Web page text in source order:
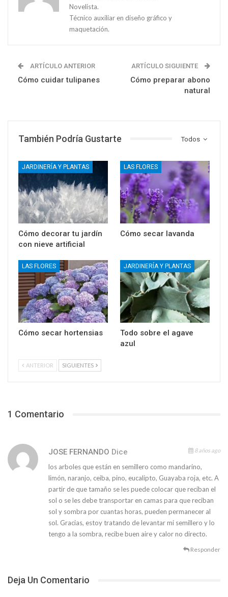
Novelista.
Técnico auxiliar en diseño gráfico y
maquetación.
ARTÍCULO ANTERIOR
Cómo cuidar tulipanes
ARTÍCULO SIGUIENTE
Cómo preparar abono
natural
Todos
También Podría Gustarte
JARDINERÍA Y PLANTAS
Cómo decorar tu jardín
con nieve artificial
LAS FLORES
Cómo secar lavanda
LAS FLORES
Cómo secar hortensias
JARDINERÍA Y PLANTAS
Todo sobre el agave
azul
ANTERIOR SIGUIENTES
1 Comentario
JOSE FERNANDO Dice 8 años ago
los arboles que están en semillero como mandarino,
limón, naranjo, ceiba, pino, eucalipto, Guayaba roja, etc. A
partir de que tamaño se les puede colocar que reciban el
sol o se les debe transportar en camas para que reciban
sol y sombra por cuantas horas, pueden permanecer al
sol. Gracias, estoy tratando de levantar mi semillero y lo
tengo a la sombra, recibe buen aire y calor no directo.
Responder
Deja Un Comentario